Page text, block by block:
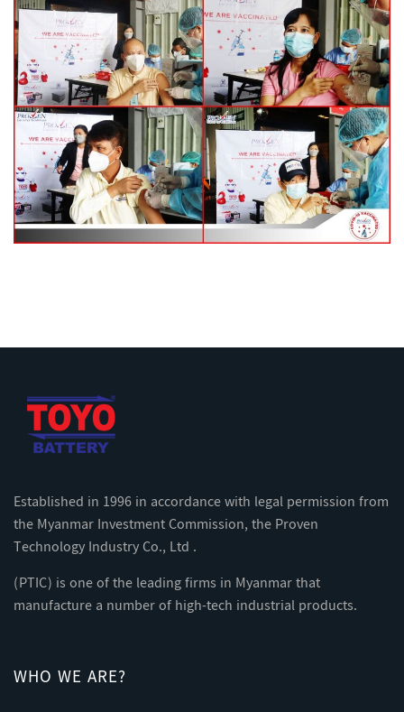
Established in 1996 in accordance with legal permission from
the Myanmar Investment Commission, the Proven
Technology Industry Co., Ltd .
(PTIC) is one of the leading firms in Myanmar that
manufacture a number of high-tech industrial products.
WHO WE ARE?